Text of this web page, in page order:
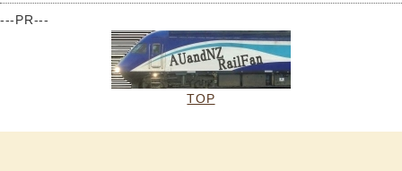
---PR---
TOP